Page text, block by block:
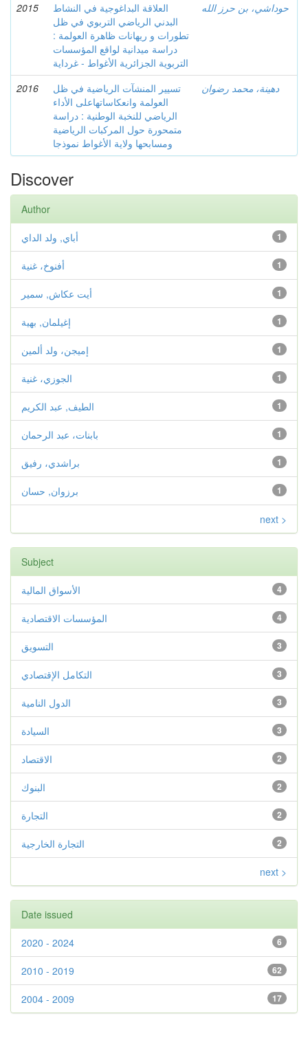
2015
العلاقة البداغوجية في النشاط
البدني الرياضي التربوي في ظل
تطورات و ريهانات ظاهرة العولمة :
دراسة ميدانية لواقع المؤسسات
التربوية الجزائرية الأغواط - غرداية
حوداشي، بن حرز الله
2016
تسيير المنشآت الرياضية في ظل
العولمة وانعكاساتهاعلى الأداء
الرياضي للنخبة الوطنية : دراسة
متمحورة حول المركبات الرياضية
ومسابحها ولاية الأغواط نموذجا
دهينة، محمد رضوان
Discover
Author
1 أباي, ولد الداي
1 أفنوخ، غنية
1 أيت عكاش, سمير
1 إغيلمان, بهية
1 إميجن، ولد ألمين
1 الجوزي، غنية
1 الطيف, عبد الكريم
1 بابنات، عبد الرحمان
1 براشدي، رفيق
1 برزوان, حسان
next >
Subject
4 الأسواق المالية
4 المؤسسات الاقتصادية
3 التسويق
3 التكامل الإقتصادي
3 الدول النامية
3 السيادة
2 الاقتصاد
2 البنوك
2 التجارة
2 التجارة الخارجية
next >
Date issued
6
2020 - 2024
62
2010 - 2019
17
2004 - 2009